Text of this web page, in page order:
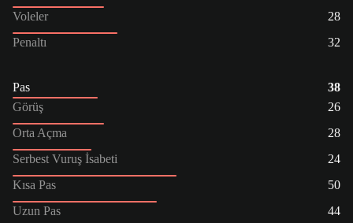
Voleler
28
Penaltı
32
Pas
38
Görüş
26
Orta Açma
28
Serbest Vuruş İsabeti
24
Kısa Pas
50
Uzun Pas
44